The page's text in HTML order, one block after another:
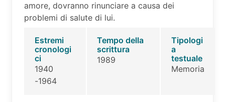
amore, dovranno rinunciare a causa dei
problemi di salute di lui.
Estremi
cronologi
ci
1940
-1964
Tempo della
scrittura
1989
Tipologi
a
testuale
Memoria